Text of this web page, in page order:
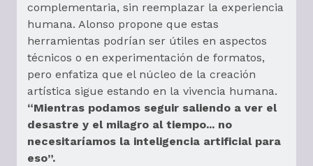
complementaria, sin reemplazar la experiencia
humana. Alonso propone que estas
herramientas podrían ser útiles en aspectos
técnicos o en experimentación de formatos,
pero enfatiza que el núcleo de la creación
artística sigue estando en la vivencia humana.
“Mientras podamos seguir saliendo a ver el
desastre y el milagro al tiempo... no
necesitaríamos la inteligencia artificial para
eso”.